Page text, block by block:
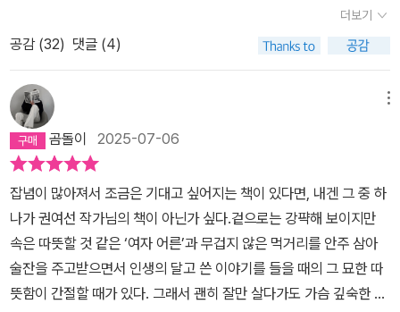
때 그녀를 아는 지인들은 올 것이 왔다는 반응을 보였다고 한다. 권여
선과 술은 떼려야 뗄 수 없는 불가분인 셈이다. 다음은 권여선의 말이
다 : ​“술을 쓰지 않을까 생각도 하지만, 제게는 공기처럼 너무 자연스
러운 존재라 술을 쓰지 않고는 배길 수가 없는 것이죠. 도대체 사람이
만나서 술을 안 마시고 뭘 할 수 있단 말인가요. 이상하게 차만 마실
수는 없잖아요. 그러다 보니 자연스럽게 두 사람을 이끌고 술집으로
들어갈 수밖에요. 그렇게 되니까 뜯어고치려 해도 속에서 너무 우러
나와 가지고 (뜯어고치는 것이) 되지가 않는 거예요. 어떻게 하겠어
요.” ​평소 그녀의 소설에 관심을 보인 독자라면 단편집 << 안녕, 주정
뱅이 >> 가 낯설게 느껴질지도 모른다. 그전의 소설들이 독했다면 이
번 소설집은 순한 소설에 가까우니깐 말이다. 하지만 나는 이 변절이
서운하지 않다. 무자비한 호러의 왕, 스티븐 킹도 나이가 들면서 점점
더욱 그렇다. 자신의 병증은 나을 가망이 없고, 이미 병든 영경에게 망
각의 선물이라도 주는 편이 낫겠다고.. 적어도 자신이 그걸 막을 권리
을 남기고 생을 마감하는 윤경호라는 인물을 그린 「이모」는 시조카인
'나'가 췌장암에 걸려 입원한 경호를 처음 만나는 장면에서 시작된다.
이후 '나'는 경호의 집에 찾아가 그녀의 이야기를 듣게 된다. 평생을
어머니와 동생들 뒷바라지를 하며 살다가 쉰 살에 가까운 나이가 되
어서야 가족과 연을 끊고 5년을 자신만을 위해 산 경호. 자신의 등골
을 빼 먹은 '등허리'와 자신이 모질게 대한 '무력한 손바닥' 사이를 오
가던 그녀의 인생은 '불가촉천민처럼, 아무에게도, 가닿지 못하게.' 되
고 만다. 그녀는 세상과 스스로 거리를 둠으로써 들끓는 증오를 갈무
리한다. '적당한 거리를 두고 바라본 그들은 나름대로 사랑스러운 데
까? 반가워서 인사하는 걸까? 아님 작별인사? 내가 읽은 안녕은 포
차에서 서로 다른 테이블에 앉아 모르는 사이인데도 같은 종류의 술
을 마시고 있다는 것만으로도 묘한 동질감을 느끼며 평소라면 절대하
지 않을 허 안녕~ 당신도 한잔 하러 왔군요 하고 인사를 건넬때의 그
때의 안녕이다. 당신도? 네네 저도요? 그럼 건배~ 이런 소설을 벌건
대 낮에 그것도 왠지 건전해야할 도서관에서 읽다니.. 이건 왠지 이 소
설에 대한 예의가 아닌듯 하다.인생의 맛을 알게 되면 소주가 맛있어
진다는데 음... 난 아직 인생을 모르는걸까? 화학증류주가 식도를 타
고 들어갈 때의 그 싸함을 아직은 제대로 만끽하지 못하니 말이다.쓰
디쓴 쏘주보다는 달콤한 과일소주가 더 좋고 톡 쏘는 탄산이 들어간
술들이 좋으면서 쏘주 운운 하는 것은 어찌 보면 이 소설에 대한 모욕
더보기
공감 (32) 댓글 (4)
곰돌이 2025-07-06
잡념이 많아져서 조금은 기대고 싶어지는 책이 있다면, 내겐 그 중 하
나가 권여선 작가님의 책이 아닌가 싶다.겉으로는 강퍅해 보이지만
속은 따뜻할 것 같은 ‘여자 어른’과 무겁지 않은 먹거리를 안주 삼아
술잔을 주고받으면서 인생의 달고 쓴 이야기를 들을 때의 그 묘한 따
뜻함이 간절할 때가 있다. 그래서 괜히 잘만 살다가도 가슴 깊숙한 곳